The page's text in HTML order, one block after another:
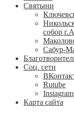
Святыни
собор
Сабур-
Соц. сети
Rutube
Instagram
Карта сайта